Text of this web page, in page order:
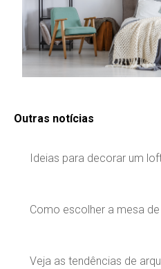
Outras notícias
Ideias para decorar um
Como escolher a mesa de
Veja as tendências de